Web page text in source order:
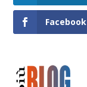
Facebook